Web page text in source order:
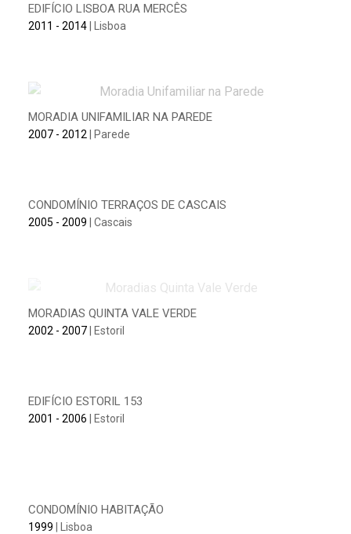
EDIFÍCIO LISBOA RUA MERCÊS
2011 - 2014| Lisboa
MORADIA UNIFAMILIAR NA PAREDE
2007 - 2012 | Parede
CONDOMÍNIO TERRAÇOS DE CASCAIS
2005 - 2009 | Cascais
MORADIAS QUINTA VALE VERDE
2002 - 2007| Estoril
EDIFÍCIO ESTORIL 153
2001 - 2006 | Estoril
CONDOMÍNIO HABITAÇÃO
1999 | Lisboa